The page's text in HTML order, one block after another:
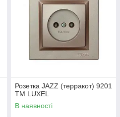
Розетка JAZZ (терракот) 9201
ТМ LUXEL
В наявності